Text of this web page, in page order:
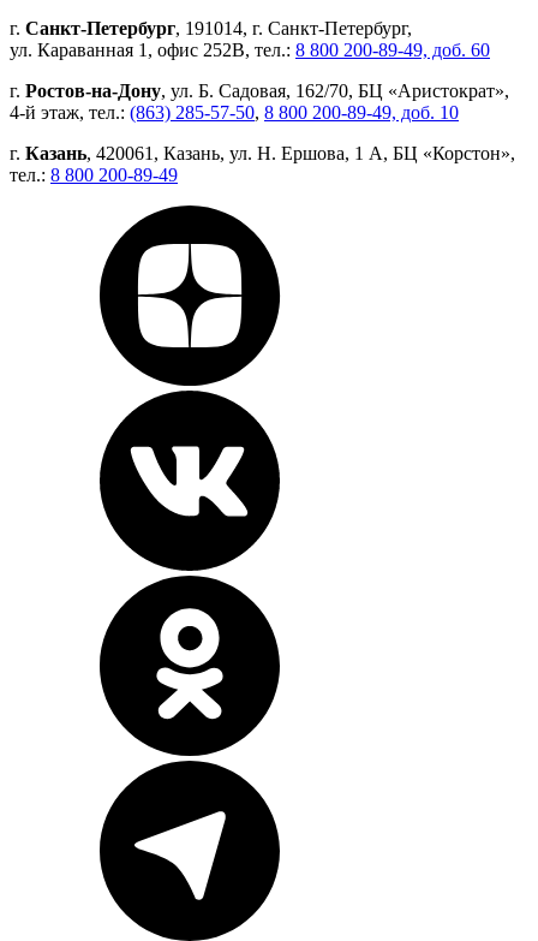
г. Санкт-Петербург, 191014, г. Санкт-Петербург,
ул. Караванная 1, офис 252В, тел.: 8 800 200-89-49, доб. 60
г. Ростов-на-Дону, ул. Б. Садовая, 162/70, БЦ «Аристократ»,
4-й этаж, тел.: (863) 285-57-50, 8 800 200-89-49, доб. 10
г. Казань, 420061, Казань, ул. Н. Ершова, 1 А, БЦ «Корстон»,
тел.: 8 800 200-89-49